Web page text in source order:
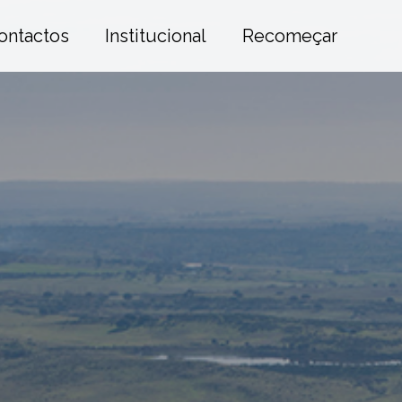
Institucional Recomeçar